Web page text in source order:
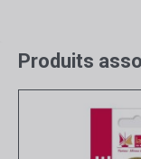
Produits